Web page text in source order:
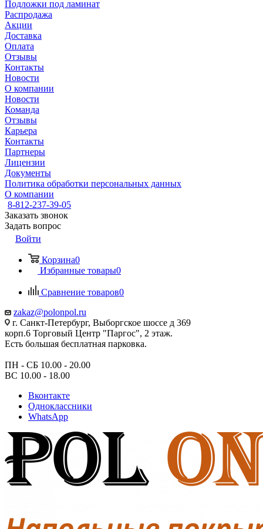
Подложки под ламинат
Распродажа
Акции
Доставка
Оплата
Отзывы
Контакты
Новости
О компании
Новости
Команда
Отзывы
Карьера
Контакты
Партнеры
Лицензии
Документы
Политика обработки персональных данных
О компании
8-812-237-39-05
Заказать звонок
Задать вопрос
Войти
Корзина0
Избранные товары0
Сравнение товаров0
zakaz@polonpol.ru
г. Санкт-Петербург, Выборгское шоссе д 369
корп.6 Торговый Центр "Паргос", 2 этаж.
Есть большая бесплатная парковка.
ПН - СБ 10.00 - 20.00
ВС 10.00 - 18.00
Вконтакте
Одноклассники
WhatsApp